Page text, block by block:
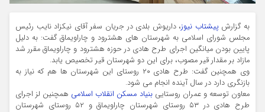
به گزارش پیشتاب نیوز،‌ داریوش بلدی در جریان سفر آقای نیکزاد نایب رئیس
مجلس شورای اسلامی به شهرستان های هشترود و چاراویماق گفت: به دلیل
پایین بودن میانگین اجرای طرح هادی در حوزه هشترود و چاراویماق مقرر شد
مازاد بر مقدار قیر مصوب، برای این دو شهرستان قیر تخصیص یابد.
وی همچنین گفت: طرح هادی ۲۰ روستای این شهرستان ها هم که نیاز به
بازنگری دارد در سال آینده انجام می شود.
معاون توسعه و عمران روستاییبنیاد مسکن انقلاب اسلامی همچنین لز اجرای
طرح هادی در ۵۳ روستای شهرستان چاراویماق و ۵۲ روستای شهرستان